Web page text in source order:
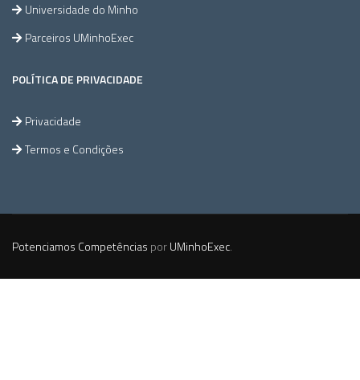
Universidade do Minho
Parceiros UMinhoExec
POLÍTICA DE PRIVACIDADE
Privacidade
Termos e Condições
Potenciamos Competências porUMinhoExec.